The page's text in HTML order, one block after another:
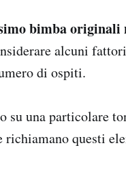
bimba
alcuni
di ospiti.
su una particolare
richiamano questi